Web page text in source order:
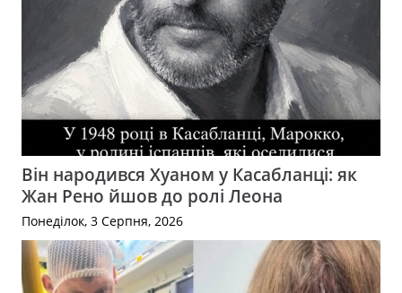
Він народився Хуаном у Касабланці: як
Жан Рено йшов до ролі Леона
Понеділок, 3 Серпня, 2026